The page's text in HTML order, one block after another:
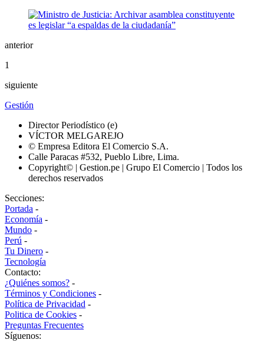
anterior
1
siguiente
Gestión
Director Periodístico (e)
VÍCTOR MELGAREJO
© Empresa Editora El Comercio S.A.
Calle Paracas #532, Pueblo Libre, Lima.
Copyright© | Gestion.pe | Grupo El Comercio | Todos los
derechos reservados
Secciones:
Portada -
Economía -
Mundo -
Perú -
Tu Dinero -
Tecnología
Contacto:
¿Quiénes somos? -
Términos y Condiciones -
Política de Privacidad -
Politica de Cookies -
Preguntas Frecuentes
Síguenos: